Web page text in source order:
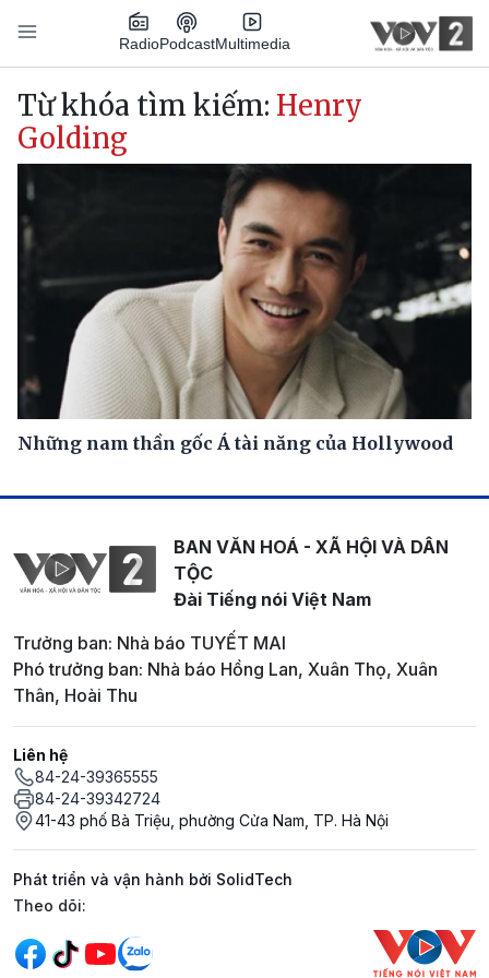
Nhảy đến nội dung
RadioPodcastMultimedia
Main navigation
Từ khóa tìm kiếm: Henry
Golding
Những nam thần gốc Á tài năng của Hollywood
BAN VĂN HOÁ - XÃ HỘI VÀ DÂN
TỘC
Đài Tiếng nói Việt Nam
Trưởng ban: Nhà báo TUYẾT MAI
Phó trưởng ban: Nhà báo Hồng Lan, Xuân Thọ, Xuân
Thân, Hoài Thu
Liên hệ
84-24-39365555
84-24-39342724
41-43 phố Bà Triệu, phường Cửa Nam, TP. Hà Nội
Phát triển và vận hành bởi SolidTech
Mạng xã hội
Theo dõi: